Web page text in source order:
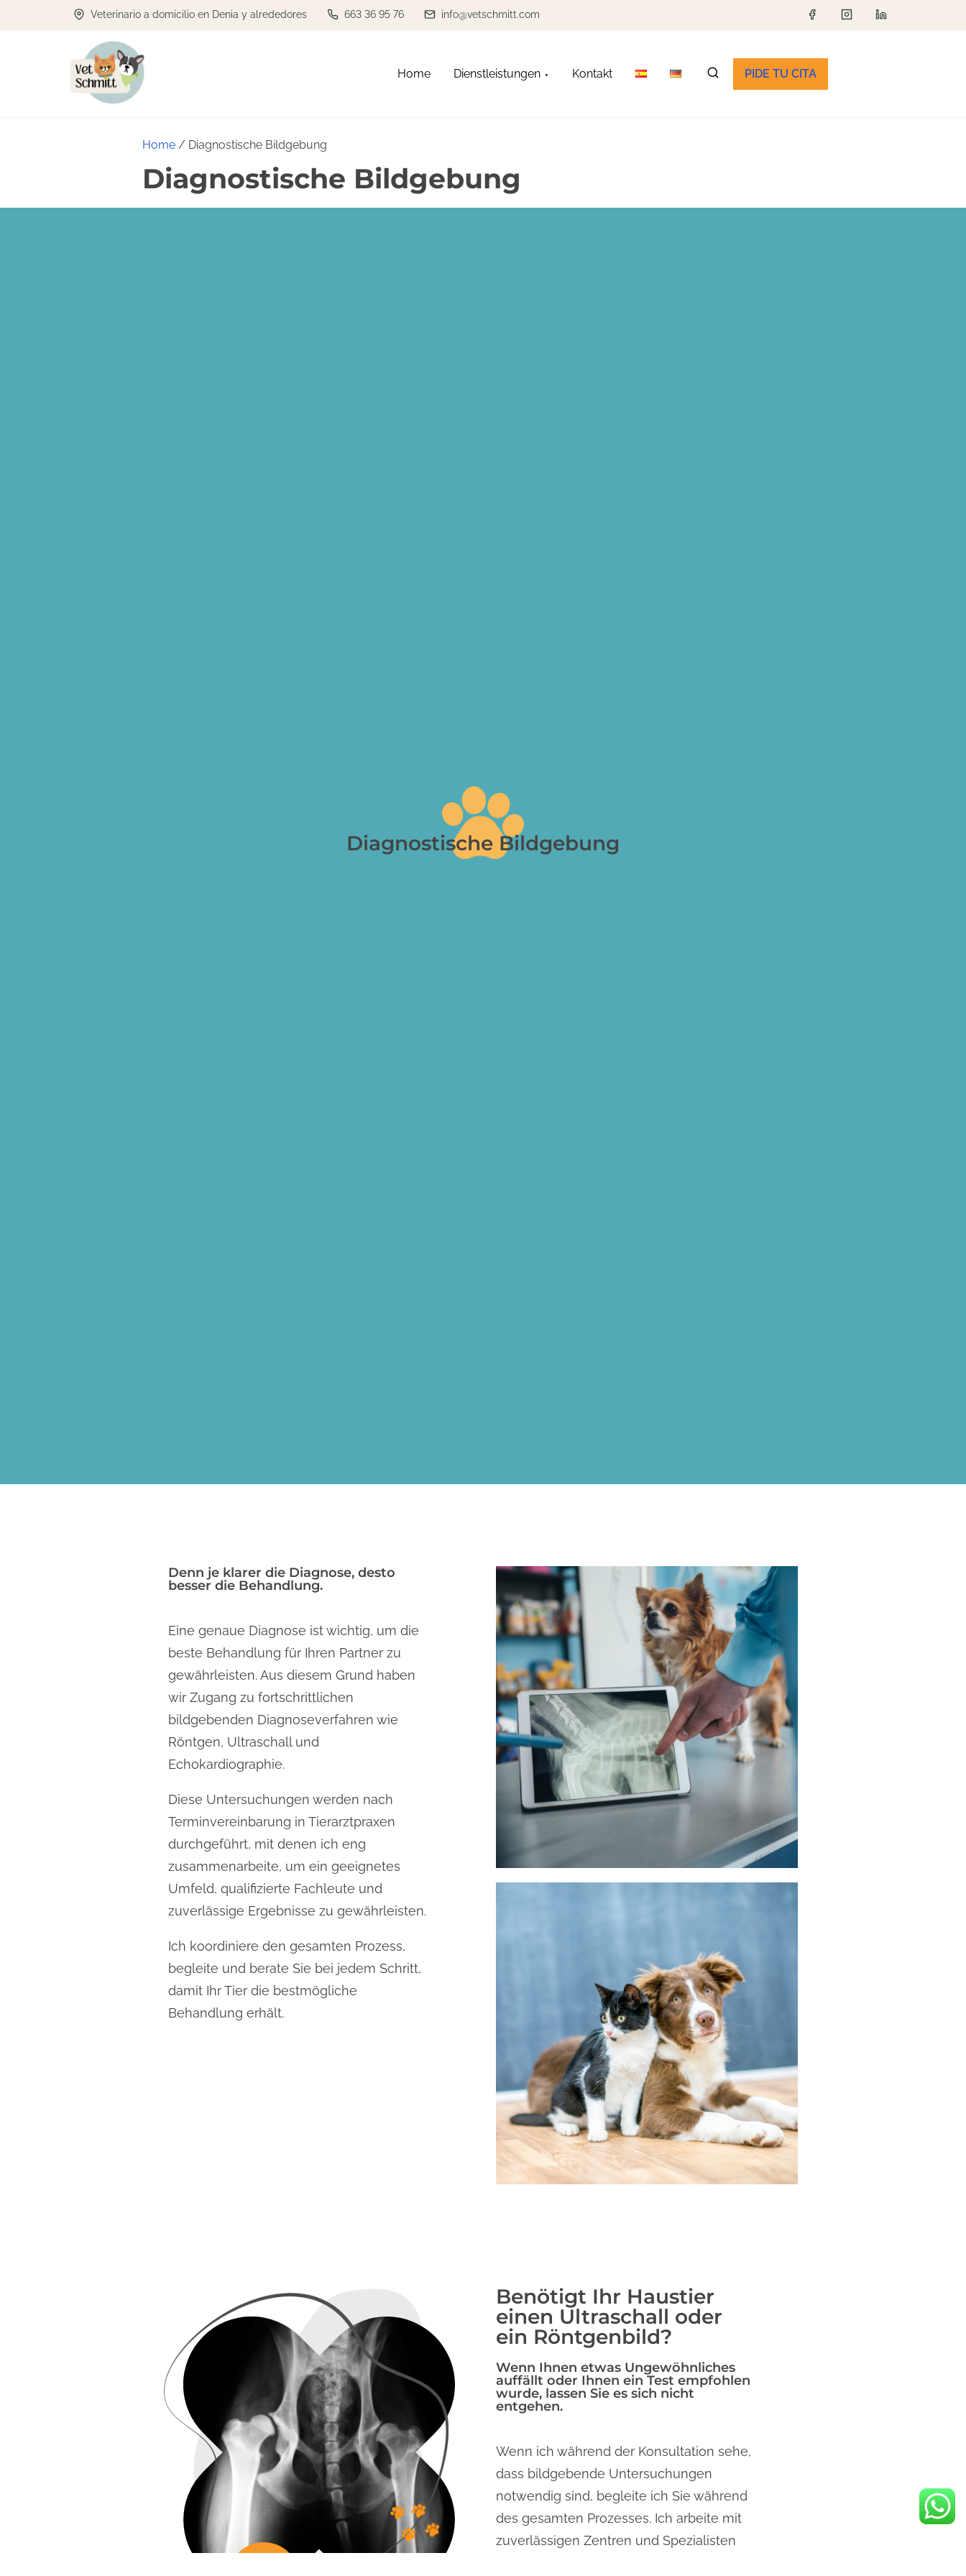
Veterinario a domicilio en Denia y alrededores 663 36 95 76 info@vetschmitt.com
Home Dienstleistungen Kontakt PIDE TU CITA
Home / Diagnostische Bildgebung
Diagnostische Bildgebung
Diagnostische Bildgebung
Denn je klarer die Diagnose, desto
besser die Behandlung.
Eine genaue Diagnose ist wichtig, um die
beste Behandlung für Ihren Partner zu
gewährleisten. Aus diesem Grund haben
wir Zugang zu fortschrittlichen
bildgebenden Diagnoseverfahren wie
Röntgen, Ultraschall und
Echokardiographie.
Diese Untersuchungen werden nach
Terminvereinbarung in Tierarztpraxen
durchgeführt, mit denen ich eng
zusammenarbeite, um ein geeignetes
Umfeld, qualifizierte Fachleute und
zuverlässige Ergebnisse zu gewährleisten.
Ich koordiniere den gesamten Prozess,
begleite und berate Sie bei jedem Schritt,
damit Ihr Tier die bestmögliche
Behandlung erhält.
Benötigt Ihr Haustier
einen Ultraschall oder
ein Röntgenbild?
Wenn Ihnen etwas Ungewöhnliches
auffällt oder Ihnen ein Test empfohlen
wurde, lassen Sie es sich nicht
entgehen.
Wenn ich während der Konsultation sehe,
dass bildgebende Untersuchungen
notwendig sind, begleite ich Sie während
des gesamten Prozesses. Ich arbeite mit
zuverlässigen Zentren und Spezialisten